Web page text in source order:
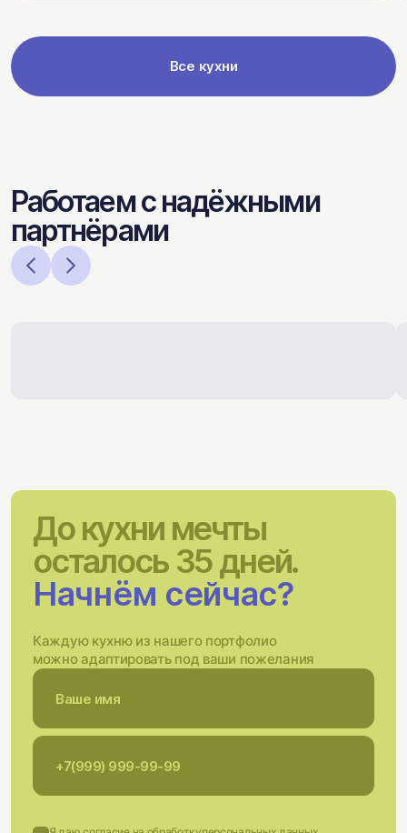
Все кухни
Работаем с надёжными
партнёрами
До кухни мечты
осталось 35 дней.
Начнём сейчас?
Каждую кухню из нашего портфолио
можно адаптировать под ваши пожелания